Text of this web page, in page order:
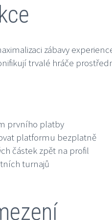
zábavy
trvalé hráče
prvního platby
platformu bezplatně
částek zpět na profil
turnajů